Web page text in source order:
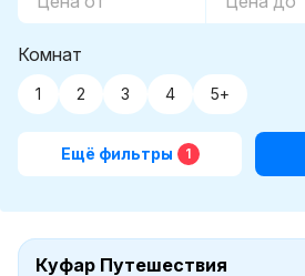
Комнат
1 2 3 4 5+
Ещё фильтры 1
Куфар Путешествия